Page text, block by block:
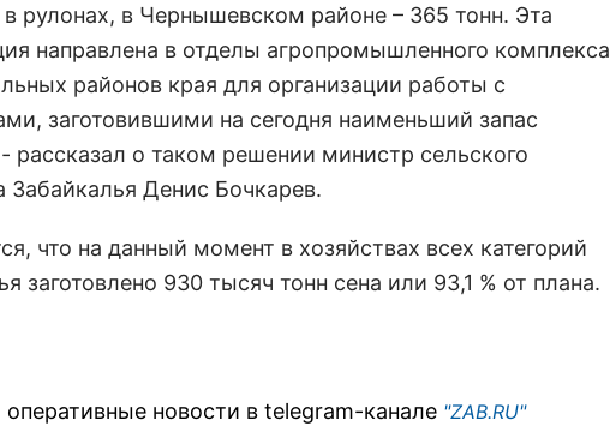
в рулонах, в Чернышевском районе – 365 тонн. Эта
направлена в отделы агропромышленного комплекса
районов края для организации работы с
заготовившими на сегодня наименьший запас
рассказал о таком решении министр сельского
Забайкалья Денис Бочкарев.
что на данный момент в хозяйствах всех категорий
заготовлено 930 тысяч тонн сена или 93,1 % от плана.
новости в telegram-канале "ZAB.RU"